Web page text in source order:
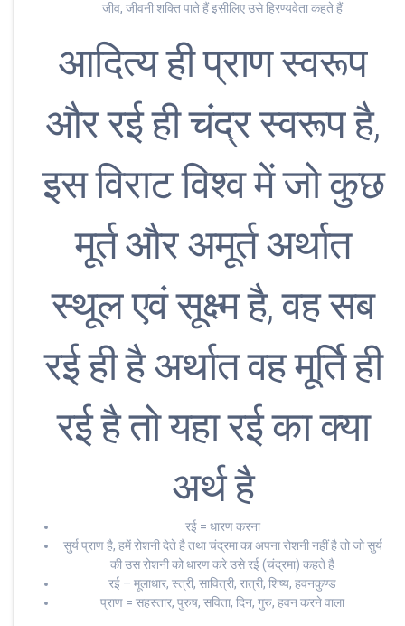
जीव, जीवनी शक्ति पाते हैं इसीलिए उसे हिरण्यवेता कहते हैं
आदित्य ही प्राण स्वरूप
और रई ही चंद्र स्वरूप है,
इस विराट विश्व में जो कुछ
मूर्त और अमूर्त अर्थात
स्थूल एवं सूक्ष्म है, वह सब
रई ही है अर्थात वह मूर्ति ही
रई है तो यहा रई का क्या
अर्थ है
रई = धारण करना
सुर्य प्राण है, हमें रोशनी देते है तथा चंद्रमा का अपना रोशनी नहीं है तो जो सुर्य
की उस रोशनी को धारण करे उसे रई (चंद्रमा) कहते है
रई – मूलाधार, स्त्री, सावित्री, रात्री, शिष्य, हवनकुण्ड
प्राण = सहस्तार, पुरुष, सविता, दिन, गुरु, हवन करने वाला